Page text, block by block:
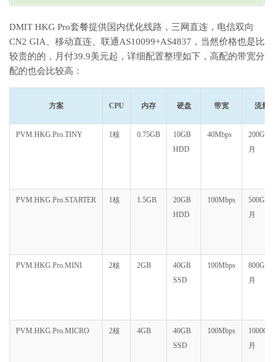
DMIT HKG Pro套餐提供国内优化线路，三网直连，电信双向
CN2 GIA、移动直连、联通AS10099+AS4837，当然价格也是比
较贵的的，月付39.9美元起，详细配置整理如下，高配的带宽分
配的也会比较高：
方案 CPU 内存 硬盘 带宽 流量
PVM.HKG.Pro.TINY 1核 0.75GB
10GB
HDD
40Mbps
200GB/
月
PVM.HKG.Pro.STARTER 1核 1.5GB
20GB
HDD
100Mbps
500GB/
月
PVM.HKG.Pro.MINI 2核 2GB
40GB
SSD
100Mbps
800GB/
月
PVM.HKG.Pro.MICRO 2核 4GB
40GB
SSD
100Mbps
月